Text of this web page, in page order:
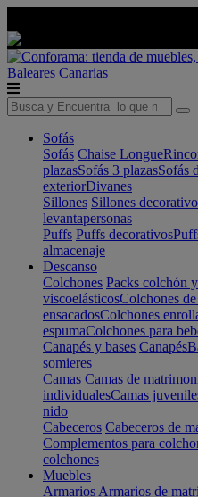
Baleares Canarias
Sofás
Sofás Chaise Longue
plazasSofás 3 plazasSofás
exteriorDivanes
Sillones Sillones
levantapersonas
Puffs Puffs decorativos
almacenaje
Descanso
Colchones Packs colchón
viscoelásticosColchones
ensacadosColchones
espumaColchones para
Canapés y bases Canapés
somieres
Camas Camas de
individualesCamas
nido
Cabeceros Cabeceros de
Complementos para
colchones
Muebles
Armarios Armarios de